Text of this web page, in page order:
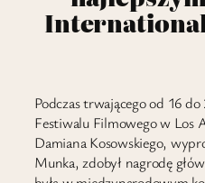
Podczas trwającego od 16
Festiwalu Filmowego w Los
Damiana Kosowskiego,
Munka, zdobył nagrodę